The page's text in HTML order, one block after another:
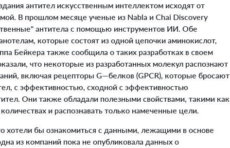
антител искусственным интеллектом исходят от
В прошлом месяце ученые из Nabla и Chai Discovery
антитела с помощью инструментов ИИ. Обе
которые состоят из одной цепочки аминокислот,
Бейкера также сообщила о таких разработках в своем
что некоторые из разработанных молекул распознают
включая рецепторы G—белков (GPCR), которые бросают
с эффективностью, сходной с эффективностью
Они также обладали полезными свойствами, такими как
и распознавать только намеченные цели.
хотели бы ознакомиться с данными, лежащими в основе
из компаний пока не опубликовала данных о